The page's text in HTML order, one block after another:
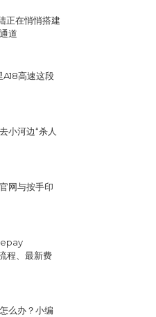
正在悄悄搭建
道
高速这段
小河边“杀人
网与按手印
程、最新费
么办？小编